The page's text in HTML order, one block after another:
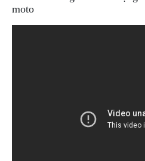
MBIKER
moto